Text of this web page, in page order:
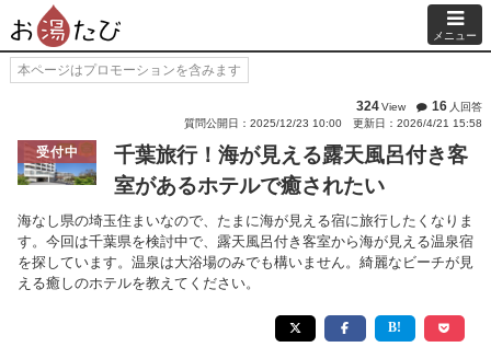
メニュー
本ページはプロモーションを含みます
324View 16 人回答
質問公開日：2025/12/23 10:00
更新日：2026/4/21 15:58
受付中
千葉旅行！海が見える露天風呂付き客
室があるホテルで癒されたい
海なし県の埼玉住まいなので、たまに海が見える宿に旅行したくなりま
す。今回は千葉県を検討中で、露天風呂付き客室から海が見える温泉宿
を探しています。温泉は大浴場のみでも構いません。綺麗なビーチが見
える癒しのホテルを教えてください。